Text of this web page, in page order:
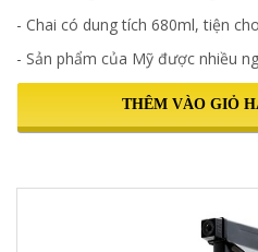
- Chai có dung tích 680ml, tiện
- Sản phẩm của Mỹ được nhiều
THÊM VÀO GIỎ